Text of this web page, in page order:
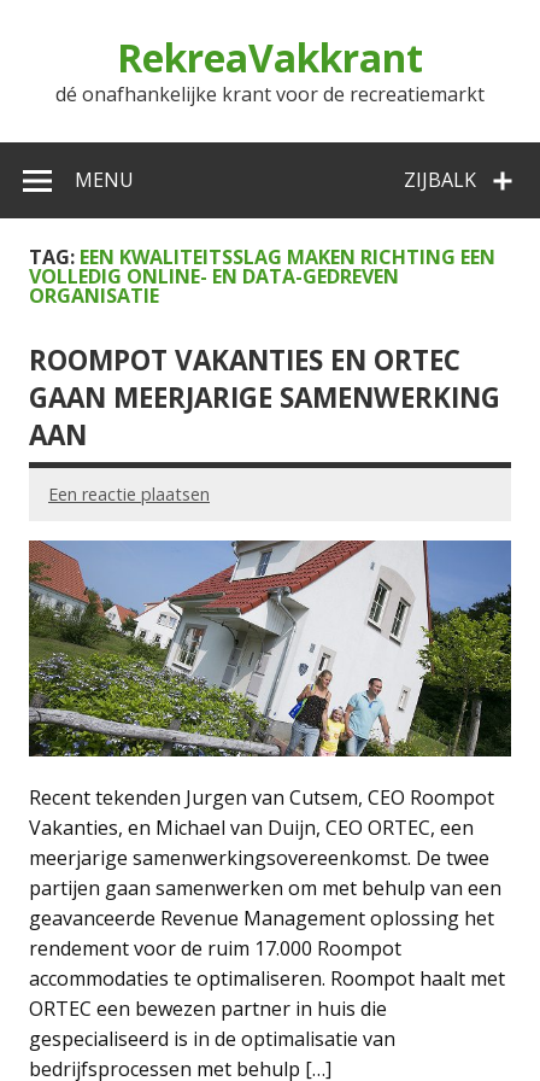
RekreaVakkrant
dé onafhankelijke krant voor de recreatiemarkt
ZIJBALK
MENU
TAG: EEN KWALITEITSSLAG MAKEN RICHTING EEN
VOLLEDIG ONLINE- EN DATA-GEDREVEN
ORGANISATIE
ROOMPOT VAKANTIES EN ORTEC
GAAN MEERJARIGE SAMENWERKING
AAN
Een reactie plaatsen
Recent tekenden Jurgen van Cutsem, CEO Roompot
Vakanties, en Michael van Duijn, CEO ORTEC, een
meerjarige samenwerkingsovereenkomst. De twee
partijen gaan samenwerken om met behulp van een
geavanceerde Revenue Management oplossing het
rendement voor de ruim 17.000 Roompot
accommodaties te optimaliseren. Roompot haalt met
ORTEC een bewezen partner in huis die
gespecialiseerd is in de optimalisatie van
bedrijfsprocessen met behulp […]